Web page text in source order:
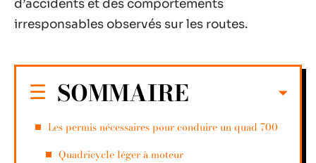
d’accidents et des comportements
irresponsables observés sur les routes.
SOMMAIRE
Les permis nécessaires pour conduire un quad 700
Quadricycle léger à moteur